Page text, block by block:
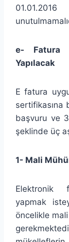
e- Fatura
Yapılacak
E fatura
sertifikasına
başvuru ve
şeklinde üç
1- Mali
Elektronik
yapmak
öncelikle